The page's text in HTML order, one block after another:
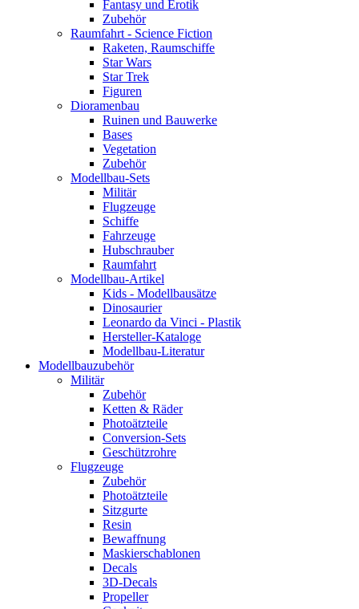
Fantasy und Erotik
Zubehör
Raumfahrt - Science Fiction
Raketen, Raumschiffe
Star Wars
Star Trek
Figuren
Dioramenbau
Ruinen und Bauwerke
Bases
Vegetation
Zubehör
Modellbau-Sets
Militär
Flugzeuge
Schiffe
Fahrzeuge
Hubschrauber
Raumfahrt
Modellbau-Artikel
Kids - Modellbausätze
Dinosaurier
Leonardo da Vinci - Plastik
Hersteller-Kataloge
Modellbau-Literatur
Modellbauzubehör
Militär
Zubehör
Ketten & Räder
Photoätzteile
Conversion-Sets
Geschützrohre
Flugzeuge
Zubehör
Photoätzteile
Sitzgurte
Resin
Bewaffnung
Maskierschablonen
Decals
3D-Decals
Propeller